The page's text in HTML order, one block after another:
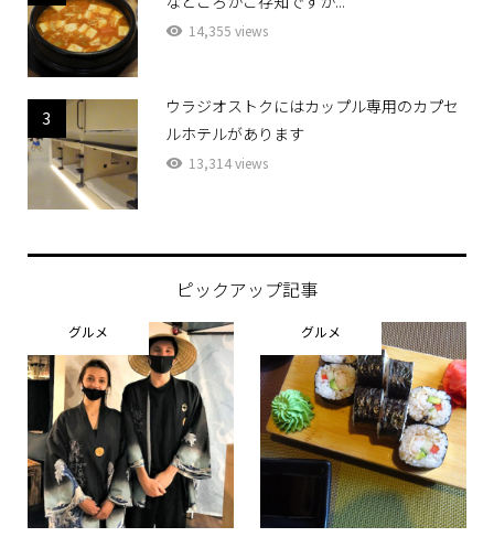
14,355 views
3
ウラジオストクにはカップル専用のカプセ
ルホテルがあります
13,314 views
ピックアップ記事
グルメ グルメ